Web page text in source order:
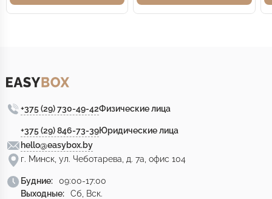
+375 (29) 730-49-42Физические лица
+375 (29) 846-73-39Юридические лица
hello@easybox.by
г. Минск, ул. Чеботарева, д. 7а, офис 104
Будние:
09:00-17:00
Выходные:
Сб, Вск.